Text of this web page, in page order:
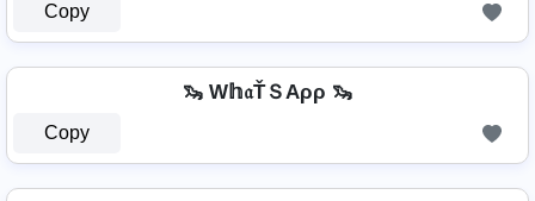
Copy
🦦 W𝕙𝔞ŤＳAρρ 🦦
Copy